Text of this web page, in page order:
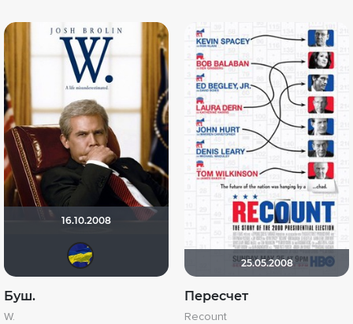
16.10.2008
Буш.
W.
25.05.2008
Пересчет
Recount